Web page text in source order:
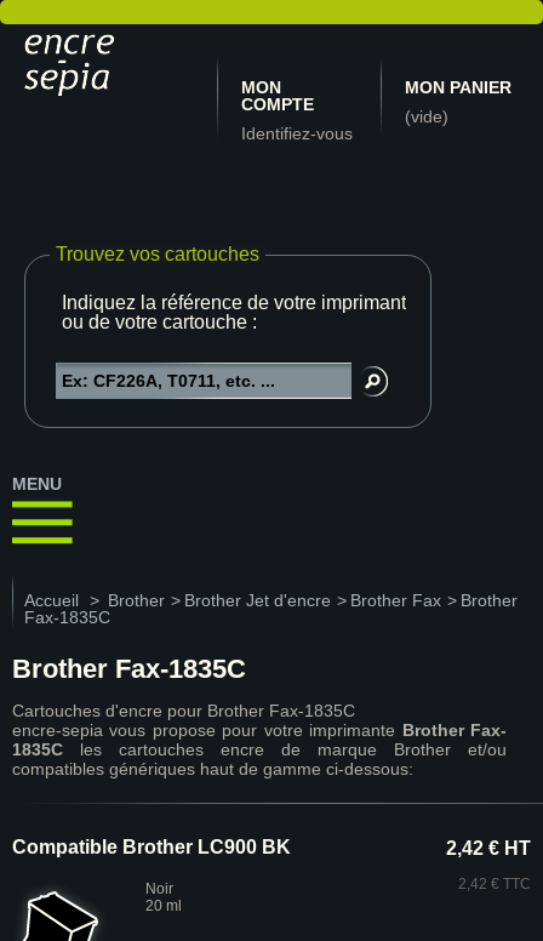
MON
COMPTE
Identifiez-vous
MON PANIER
(vide)
Trouvez vos cartouches
Indiquez la référence de votre imprimante
ou de votre cartouche :
MENU
Accueil > Brother > Brother Jet d'encre > Brother Fax > Brother
Fax-1835C
Brother Fax-1835C
Cartouches d'encre pour Brother Fax-1835C
encre-sepia vous propose pour votre imprimante Brother Fax-
1835C les cartouches encre de marque Brother et/ou
compatibles génériques haut de gamme ci-dessous:
Compatible Brother LC900 BK
Noir
20 ml
2,42 € HT
2,42 € TTC